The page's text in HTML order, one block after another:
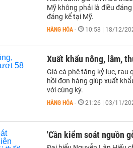
Mỹ không phải là điều
đáng kể tại Mỹ.
HÀNG HÓA - 10:58 | 18/12/
Xuất khẩu nông, lâm,
Giá cà phê tăng kỷ lục, rau
hồi đơn hàng giúp xuất
với cùng kỳ.
HÀNG HÓA - 21:26 | 03/11/
'Cần kiểm soát nguồn